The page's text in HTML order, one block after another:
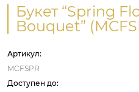
Букет “Spring
Bouquet”
Артикул:
MCFSPR
Доступен до: